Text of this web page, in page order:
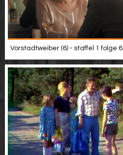
Vorstadtweiber (6) - staffel 1 folge 6